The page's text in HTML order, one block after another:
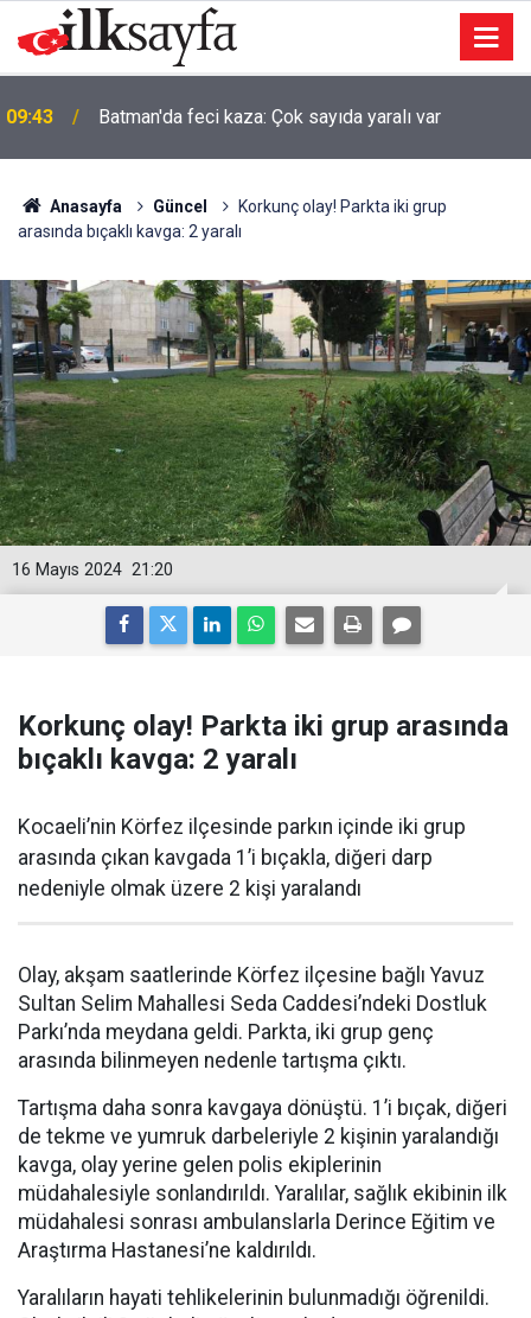
09:43 Batman'da feci kaza: Çok sayıda yaralı var
Anasayfa Güncel
Korkunç olay! Parkta iki grup
arasında bıçaklı kavga: 2 yaralı
21:20
16 Mayıs 2024
Korkunç olay! Parkta iki grup arasında
bıçaklı kavga: 2 yaralı
Kocaeli’nin Körfez ilçesinde parkın içinde iki grup
arasında çıkan kavgada 1’i bıçakla, diğeri darp
nedeniyle olmak üzere 2 kişi yaralandı
Olay, akşam saatlerinde Körfez ilçesine bağlı Yavuz
Sultan Selim Mahallesi Seda Caddesi’ndeki Dostluk
Parkı’nda meydana geldi. Parkta, iki grup genç
arasında bilinmeyen nedenle tartışma çıktı.
Tartışma daha sonra kavgaya dönüştü. 1’i bıçak, diğeri
de tekme ve yumruk darbeleriyle 2 kişinin yaralandığı
kavga, olay yerine gelen polis ekiplerinin
müdahalesiyle sonlandırıldı. Yaralılar, sağlık ekibinin ilk
müdahalesi sonrası ambulanslarla Derince Eğitim ve
Araştırma Hastanesi’ne kaldırıldı.
Yaralıların hayati tehlikelerinin bulunmadığı öğrenildi.